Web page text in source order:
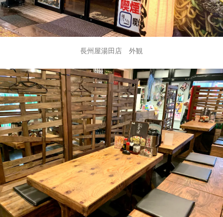
長州屋湯田店 外観